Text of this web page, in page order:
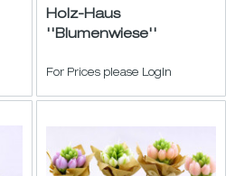
Holz-Haus
''Blumenwiese''
bunt sort. H12 B9,5cm
For Prices please LogIn